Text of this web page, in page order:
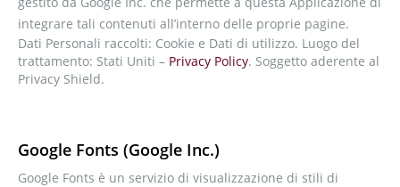
integrare tali contenuti all’interno delle proprie pagine.
Dati Personali raccolti: Cookie e Dati di utilizzo. Luogo del
trattamento: Stati Uniti – Privacy Policy. Soggetto aderente al
Privacy Shield.
Google Fonts (Google Inc.)
Google Fonts è un servizio di visualizzazione di stili di